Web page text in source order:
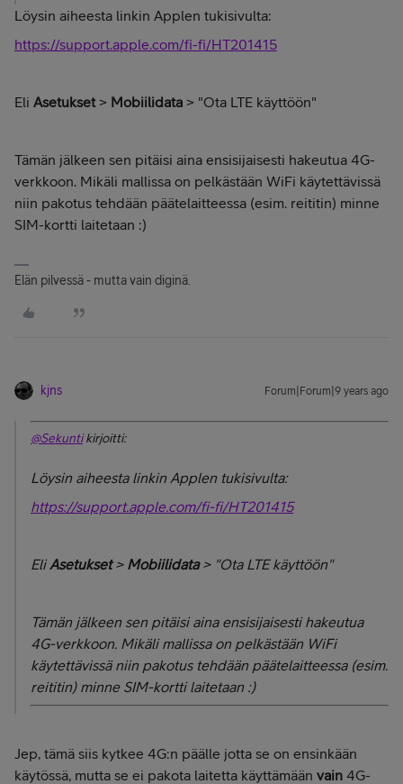
Löysin aiheesta linkin Applen tukisivulta:
https://support.apple.com/fi-fi/HT201415
Eli Asetukset> Mobiilidata > "Ota LTE käyttöön"
Tämän jälkeen sen pitäisi aina ensisijaisesti hakeutua 4G-
verkkoon. Mikäli mallissa on pelkästään WiFi käytettävissä
niin pakotus tehdään päätelaitteessa (esim. reititin) minne
SIM-kortti laitetaan :)
Elän pilvessä - mutta vain diginä.
kjns Forum|Forum|9 years ago
@Sekuntikirjoitti:
Löysin aiheesta linkin Applen tukisivulta:
https://support.apple.com/fi-fi/HT201415
EliAsetukset> Mobiilidata> "Ota LTE käyttöön"
Tämän jälkeen sen pitäisi aina ensisijaisesti hakeutua
4G-verkkoon. Mikäli mallissa on pelkästään WiFi
käytettävissä niin pakotus tehdään päätelaitteessa (esim.
reititin) minne SIM-kortti laitetaan :)
Jep, tämä siis kytkee 4G:n päälle jotta se on ensinkään
käytössä, mutta se ei pakota laitetta käyttämään vain 4G-